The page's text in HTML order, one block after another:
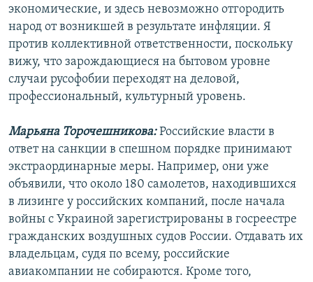
экономические, и здесь невозможно отгородить
народ от возникшей в результате инфляции. Я
против коллективной ответственности, поскольку
вижу, что зарождающиеся на бытовом уровне
случаи русофобии переходят на деловой,
профессиональный, культурный уровень.
Марьяна Торочешникова:Российские власти в
ответ на санкции в спешном порядке принимают
экстраординарные меры. Например, они уже
объявили, что около 180 самолетов, находившихся
в лизинге у российских компаний, после начала
войны с Украиной зарегистрированы в госреестре
гражданских воздушных судов России. Отдавать их
владельцам, судя по всему, российские
авиакомпании не собираются. Кроме того,